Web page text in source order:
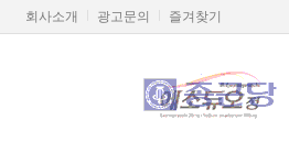
회사소개 광고문의 즐겨찾기